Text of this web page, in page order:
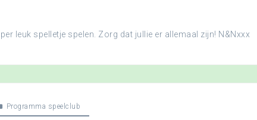
leuk spelletje spelen. Zorg dat jullie er allemaal zijn! N&Nxxx
Programma speelclub